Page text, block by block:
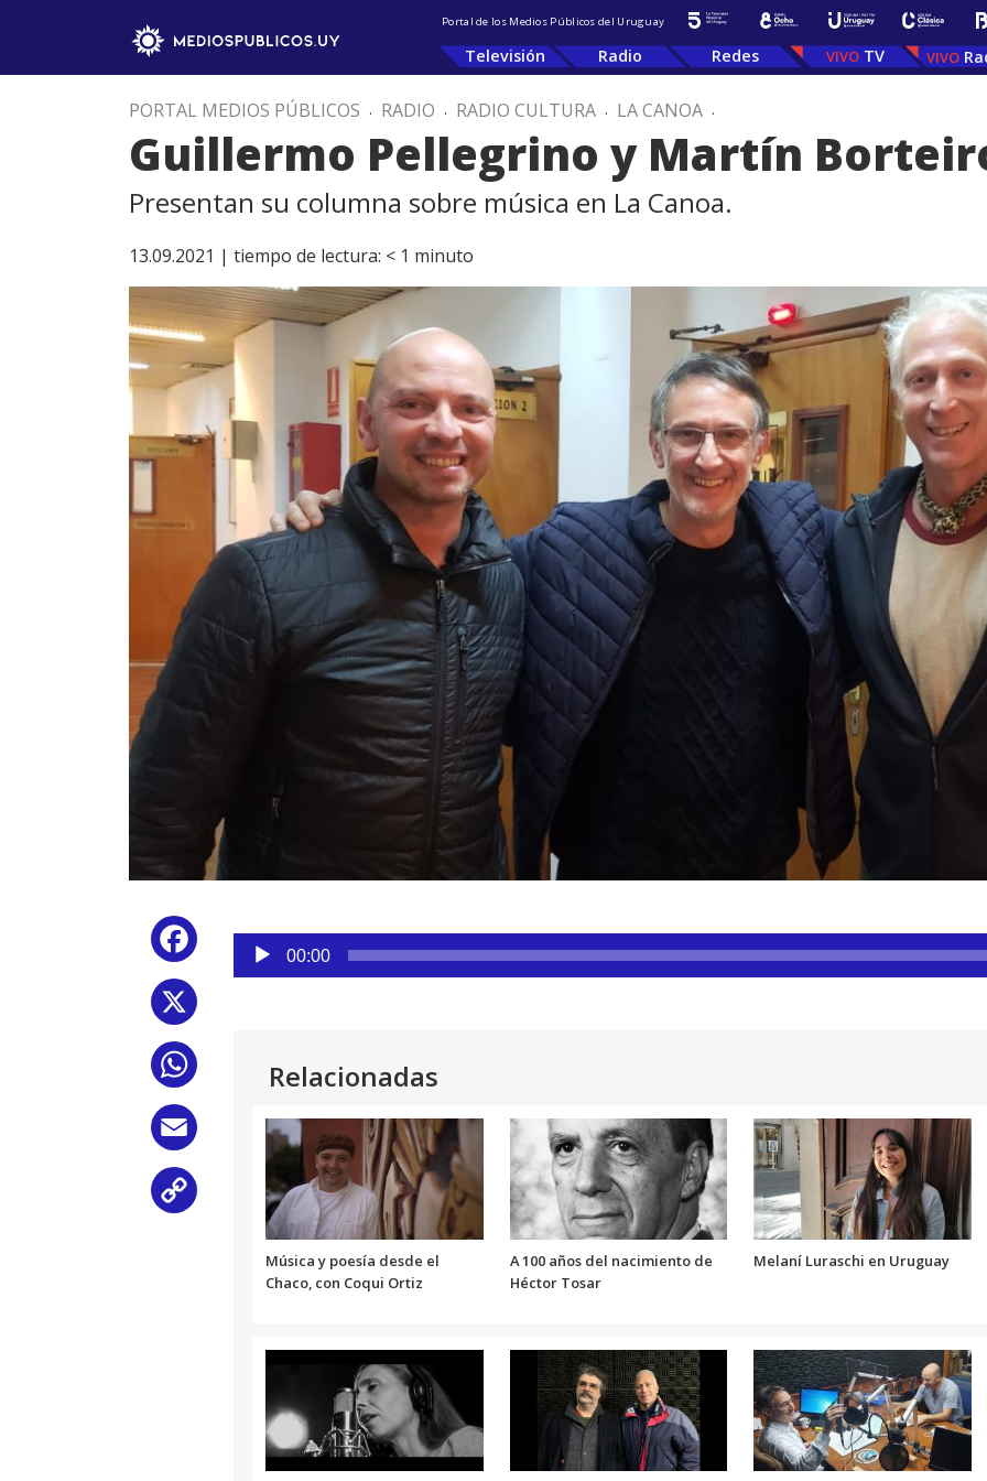
Portal de los Medios Públicos del Uruguay
Televisión Radio Redes TV
PORTAL MEDIOS PÚBLICOS . RADIO . RADIO CULTURA . LA CANOA .
Guillermo Pellegrino y Martín
Presentan su columna sobre música en La Canoa.
13.09.2021 | tiempo de lectura: < 1 minuto
Facebook
WhatsApp
Reproductor
audio
00:00
Relacionadas
Música y poesía desde el
Chaco, con Coqui Ortiz
A 100 años del nacimiento de
Héctor Tosar
Melaní Luraschi en Uruguay